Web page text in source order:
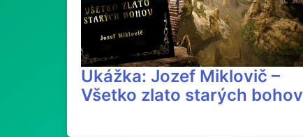
Ukážka: Jozef Miklovič –
Všetko zlato starých bohov